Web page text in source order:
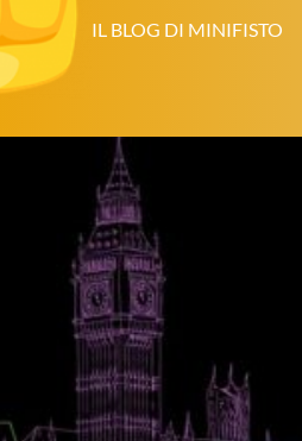
IL BLOG DI MINIFISTO